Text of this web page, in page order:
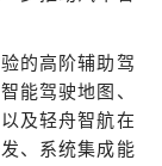
的高阶辅助驾
能驾驶地图、
及轻舟智航在
、系统集成能